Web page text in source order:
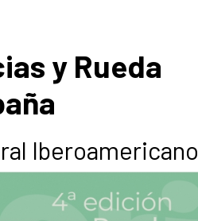
y Rueda
Iberoamericano